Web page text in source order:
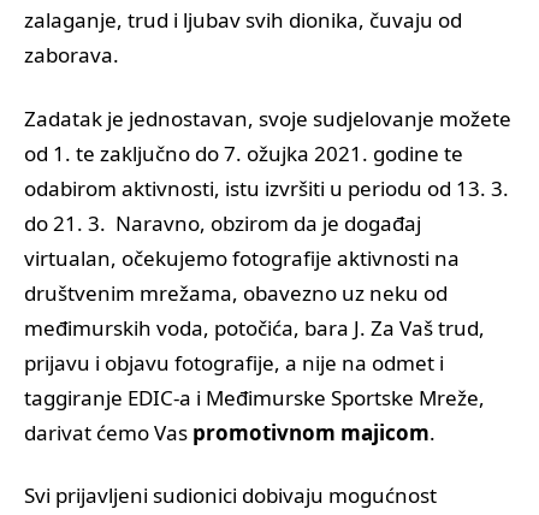
zalaganje, trud i ljubav svih dionika, čuvaju od
zaborava.
Zadatak je jednostavan, svoje sudjelovanje možete
od 1. te zaključno do 7. ožujka 2021. godine te
odabirom aktivnosti, istu izvršiti u periodu od 13. 3.
do 21. 3. Naravno, obzirom da je događaj
virtualan, očekujemo fotografije aktivnosti na
društvenim mrežama, obavezno uz neku od
međimurskih voda, potočića, bara J. Za Vaš trud,
prijavu i objavu fotografije, a nije na odmet i
taggiranje EDIC-a i Međimurske Sportske Mreže,
darivat ćemo Vas promotivnom majicom.
Svi prijavljeni sudionici dobivaju mogućnost